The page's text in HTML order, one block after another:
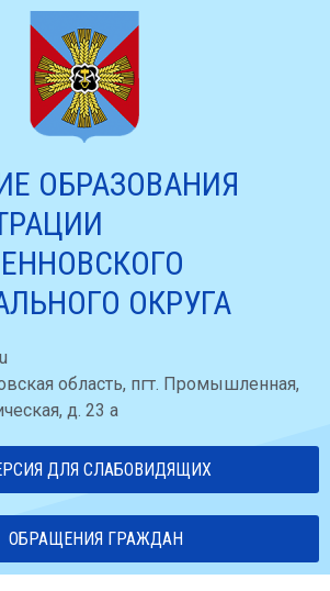
ОБРАЗОВАНИЯ
ОКРУГА
область, пгт. Промышленная,
д. 23 а
ДЛЯ СЛАБОВИДЯЩИХ
ОБРАЩЕНИЯ ГРАЖДАН